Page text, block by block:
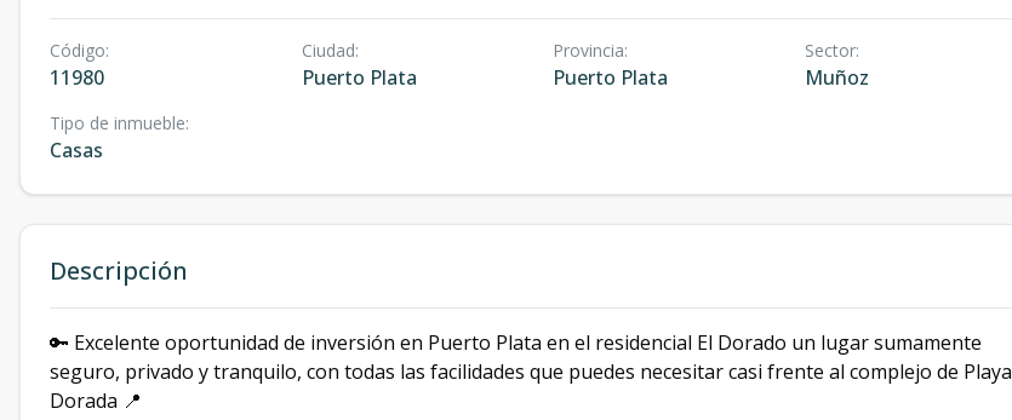
Código:
11980
Ciudad:
Puerto Plata
Provincia:
Puerto Plata
Sector:
Muñoz
Tipo de inmueble:
Casas
Descripción
🔑 Excelente oportunidad de inversión en Puerto Plata en el residencial El Dorado un lugar sumamente
seguro, privado y tranquilo, con todas las facilidades que puedes necesitar casi frente al complejo de Playa
Dorada 📍